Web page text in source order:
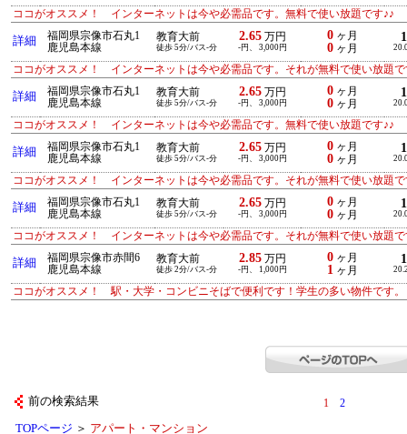
ココがオススメ！ インターネットは今や必需品です。無料で使い放題です♪♪
詳細
福岡県宗像市石丸1
鹿児島本線
教育大前
徒歩 5分/バス-分
2.65万円
-円、 3,000円
0 ヶ月
0 ヶ月
ココがオススメ！ インターネットは今や必需品です。それが無料で使い放題で
詳細
福岡県宗像市石丸1
鹿児島本線
教育大前
徒歩 5分/バス-分
2.65万円
-円、 3,000円
0 ヶ月
0 ヶ月
ココがオススメ！ インターネットは今や必需品です。無料で使い放題です♪♪
詳細
福岡県宗像市石丸1
鹿児島本線
教育大前
徒歩 5分/バス-分
2.65万円
-円、 3,000円
0 ヶ月
0 ヶ月
ココがオススメ！ インターネットは今や必需品です。それが無料で使い放題で
詳細
福岡県宗像市石丸1
鹿児島本線
教育大前
徒歩 5分/バス-分
2.65万円
-円、 3,000円
0 ヶ月
0 ヶ月
ココがオススメ！ インターネットは今や必需品です。それが無料で使い放題で
詳細
福岡県宗像市赤間6
鹿児島本線
教育大前
徒歩 2分/バス-分
2.85万円
-円、 1,000円
0 ヶ月
1 ヶ月
ココがオススメ！ 駅・大学・コンビニそばで便利です！学生の多い物件です。
前の検索結果 1 2
TOPページ ＞ アパート・マンション